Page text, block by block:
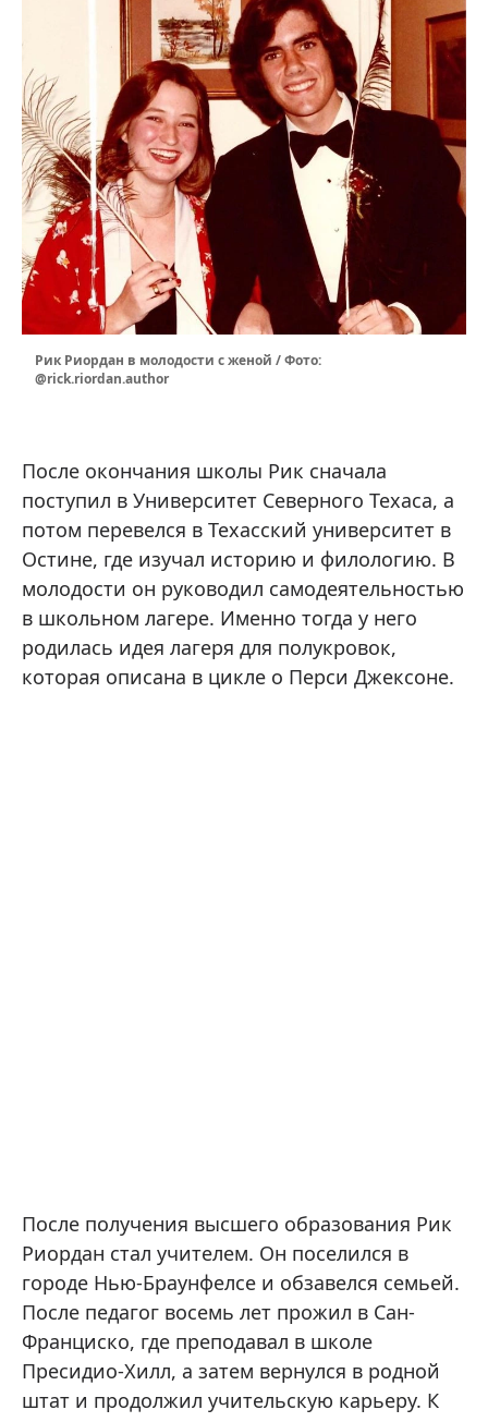
Рик Риордан в молодости с женой / Фото:
@rick.riordan.author
После окончания школы Рик сначала
поступил в Университет Северного Техаса, а
потом перевелся в Техасский университет в
Остине, где изучал историю и филологию. В
молодости он руководил самодеятельностью
в школьном лагере. Именно тогда у него
родилась идея лагеря для полукровок,
которая описана в цикле о Перси Джексоне.
После получения высшего образования Рик
Риордан стал учителем. Он поселился в
городе Нью-Браунфелсе и обзавелся семьей.
После педагог восемь лет прожил в Сан-
Франциско, где преподавал в школе
Пресидио-Хилл, а затем вернулся в родной
штат и продолжил учительскую карьеру. К